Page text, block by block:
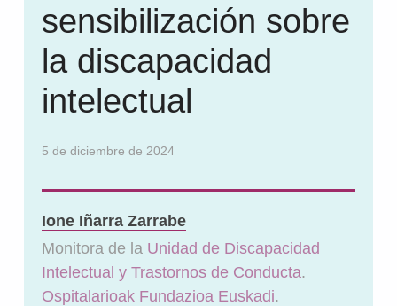
sensibilización sobre
la discapacidad
intelectual
5 de diciembre de 2024
Ione Iñarra Zarrabe
Monitora de la Unidad de Discapacidad
Intelectual y Trastornos de Conducta.
Ospitalarioak Fundazioa Euskadi.